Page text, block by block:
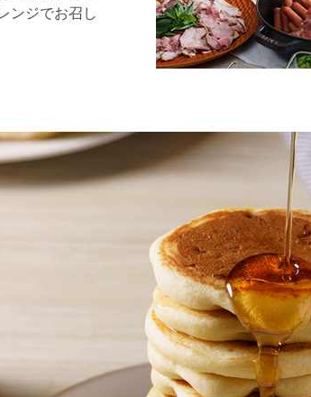
ンジでお召し